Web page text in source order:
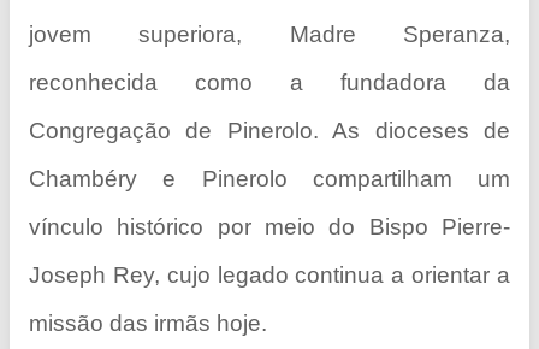
jovem superiora, Madre Speranza,
reconhecida como a fundadora da
Congregação de Pinerolo. As dioceses de
Chambéry e Pinerolo compartilham um
vínculo histórico por meio do Bispo Pierre-
Joseph Rey, cujo legado continua a orientar a
missão das irmãs hoje.